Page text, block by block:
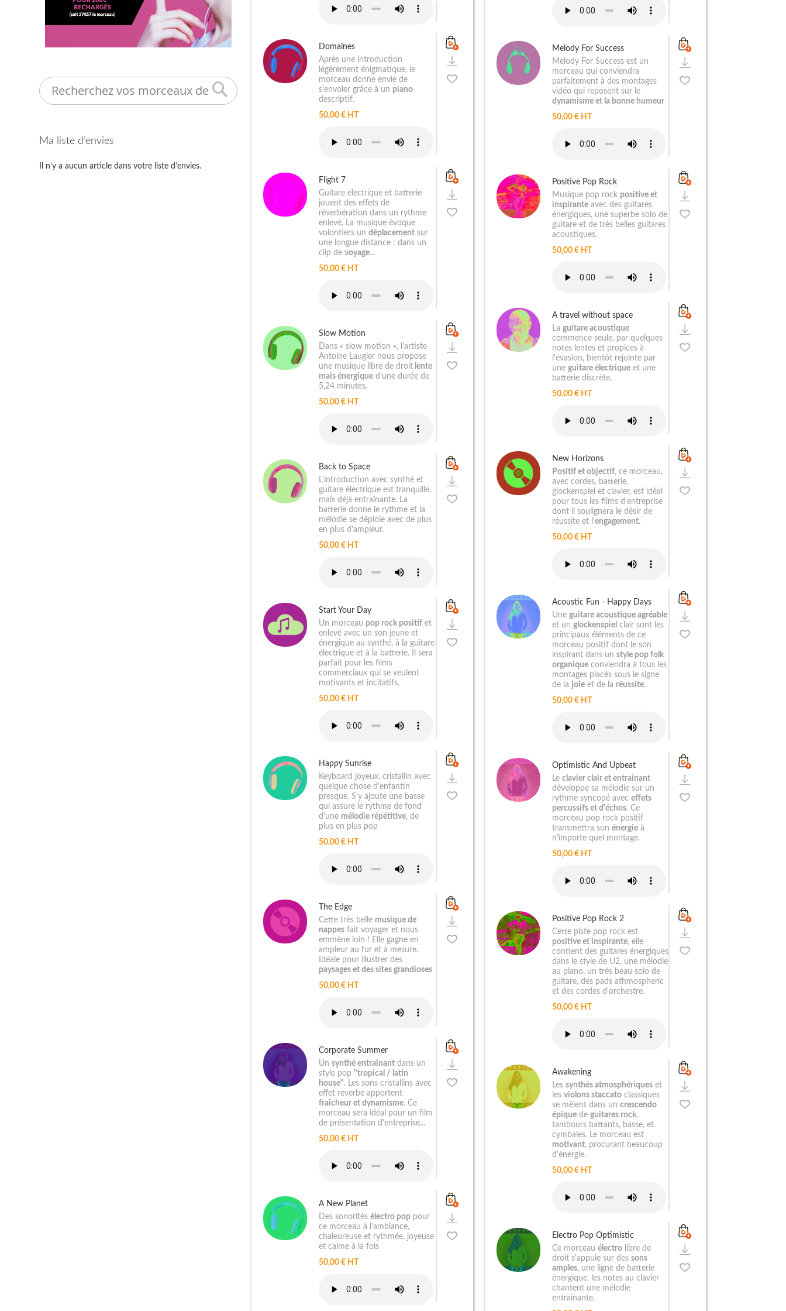
Domaines
Après une introduction
légèrement énigmatique, le
morceau donne envie de
s'envoler grâce à un piano
descriptif.
50,00 € HT
Flight 7
Guitare électrique et batterie
jouent des effets de
réverbération dans un rythme
enlevé. La musique évoque
volontiers undéplacement sur
une longue distance : dans un
clip devoyage...
50,00 € HT
Slow Motion
Dans « slow motion », l’artiste
Antoine Laugier nous propose
une musique libre de droit lente
mais énergique d’une durée de
5,24 minutes.
50,00 € HT
Back to Space
L'introduction avec synthé et
guitare électrique est tranquille,
mais déjà entraînante. La
batterie donne le rythme et la
mélodie se déploie avec de plus
en plus d'ampleur.
50,00 € HT
Start Your Day
Un morceau pop rock positif et
enlevé avec un son jeune et
énergique au synthé, à la guitare
électrique et à la batterie. Il sera
parfait pour les films
commerciaux qui se veulent
motivants et incitatifs.
50,00 € HT
Happy Sunrise
Keyboard joyeux, cristallin avec
quelque chose d'enfantin
presque. S'y ajoute une basse
qui assure le rythme de fond
d'une mélodie répétitive, de
plus en plus pop
50,00 € HT
The Edge
Cette très belle musique de
nappes fait voyager et nous
emmène loin ! Elle gagne en
ampleur au fur et à mesure.
Idéale pour illustrer des
paysages et des sites grandioses
50,00 € HT
Corporate Summer
Unsynthé entraînant dans un
style pop "tropical / latin
house". Les sons cristallins avec
effet reverbe apportent
fraîcheur et dynamisme. Ce
morceau sera idéal pour un film
de présentation d'entreprise...
50,00 € HT
A New Planet
Des sonoritésélectro pop pour
ce morceau à l’ambiance,
chaleureuse et rythmée, joyeuse
et calme à la fois
50,00 € HT
Melody For Success
Melody For Success est un
morceau qui conviendra
parfaitement à des montages
vidéo qui reposent sur le
dynamisme et la bonne humeur
50,00 € HT
Positive Pop Rock
Musique pop rock positive et
inspiranteavec des guitares
énergiques, une superbe solo de
guitare et de très belles guitares
acoustiques.
50,00 € HT
A travel without space
La guitare acoustique
commence seule, par quelques
notes lentes et propices à
l'évasion, bientôt rejointe par
une guitare électriqueet une
batterie discrète.
50,00 € HT
New Horizons
Positif et objectif, ce morceau,
avec cordes, batterie,
glockenspiel et clavier, est idéal
pour tous les films d'entreprise
dont il soulignera le désir de
réussite et l'engagement.
50,00 € HT
Acoustic Fun - Happy Days
Une guitare acoustique agréable
et un glockenspiel clair sont les
principaux éléments de ce
morceau positif dont le son
inspirant dans un style pop folk
organiqueconviendra à tous les
montages placés sous le signe
de la joieet de la réussite.
50,00 € HT
Optimistic And Upbeat
Le clavier clair et entraînant
développe sa mélodie sur un
rythme syncopé avec effets
percussifs et d'échos. Ce
morceau pop rock positif
transmettra son énergieà
n'importe quel montage.
50,00 € HT
Positive Pop Rock 2
Cette piste pop rock est
positive et inspirante, elle
contient des guitares énergiques
dans le style de U2, une mélodie
au piano, un très beau solo de
guitare, des pads athmospheric
et des cordes d'orchestre.
50,00 € HT
Awakening
Les synthés atmosphériqueset
les violons staccatoclassiques
se mêlent dans un crescendo
épiquede guitares rock,
tambours battants, basse, et
cymbales. Le morceau est
motivant, procurant beaucoup
d'énergie.
50,00 € HT
Electro Pop Optimistic
Ce morceau électrolibre de
droit s'appuie sur des sons
amples, une ligne de batterie
énergique, les notes au clavier
chantent une mélodie
entraînante.
Search
Ma liste d’envies
Il n’y a aucun article dans votre liste d’envies.